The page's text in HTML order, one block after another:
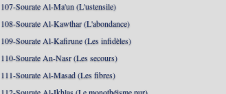
107-Sourate Al-Ma'un (L'ustensile)
108-Sourate Al-Kawthar (L'abondance)
109-Sourate Al-Kafirune (Les infidèles)
110-Sourate An-Nasr (Les secours)
111-Sourate Al-Masad (Les fibres)